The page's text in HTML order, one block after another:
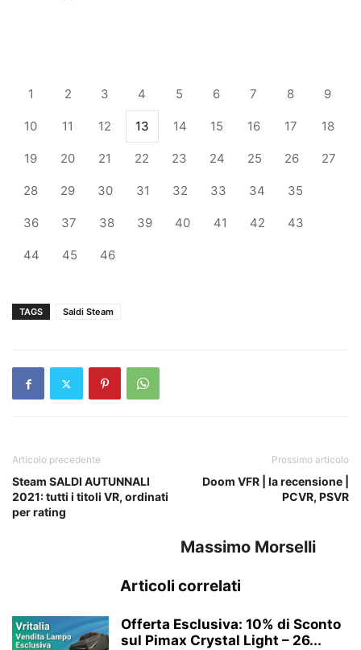
1 2 3 4 5 6 7 8 9
10 11 12 13 14 15 16 17 18
19 20 21 22 23 24 25 26 27
28 29 30 31 32 33 34 35
36 37 38 39 40 41 42 43
44 45 46
TAGS Saldi Steam
Articolo precedente
Steam SALDI AUTUNNALI
2021: tutti i titoli VR, ordinati
per rating
Prossimo articolo
Doom VFR | la recensione |
PCVR, PSVR
Massimo Morselli
Articoli correlati
Offerta Esclusiva: 10% di Sconto
sul Pimax Crystal Light – 26...